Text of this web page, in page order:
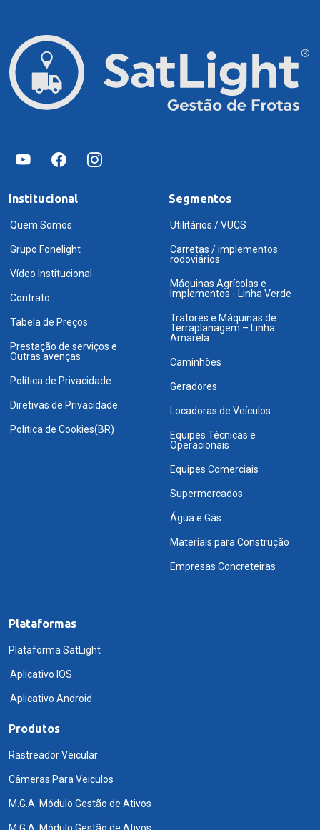
Institucional
Quem Somos
Grupo Fonelight
Vídeo Institucional
Contrato
Tabela de Preços
Prestação de serviços e
Outras avenças
Política de Privacidade
Diretivas de Privacidade
Política de Cookies(BR)
Segmentos
Utilitários / VUCS
Carretas / implementos
rodoviários
Máquinas Agrícolas e
Implementos - Linha Verde
Tratores e Máquinas de
Terraplanagem – Linha
Amarela
Caminhões
Geradores
Locadoras de Veículos
Equipes Técnicas e
Operacionais
Equipes Comerciais
Supermercados
Água e Gás
Materiais para Construção
Empresas Concreteiras
Plataformas
Plataforma SatLight
Aplicativo IOS
Aplicativo Android
Produtos
Rastreador Veicular
Câmeras Para Veiculos
M.G.A. Módulo Gestão de Ativos